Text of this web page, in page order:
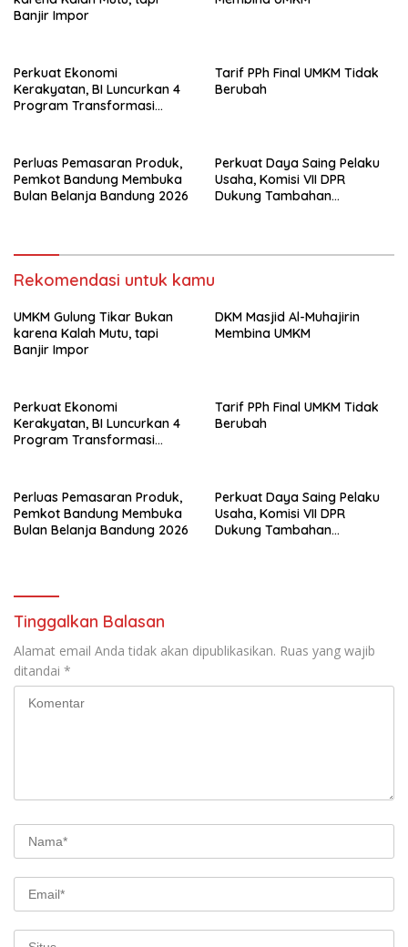
Banjir Impor
Perkuat Ekonomi
Kerakyatan, BI Luncurkan 4
Program Transformasi
Tarif PPh Final UMKM Tidak
Berubah
Perluas Pemasaran Produk,
Pemkot Bandung Membuka
Bulan Belanja Bandung 2026
Perkuat Daya Saing Pelaku
Usaha, Komisi VII DPR
Dukung Tambahan
Rekomendasi untuk kamu
UMKM Gulung Tikar Bukan
karena Kalah Mutu, tapi
Banjir Impor
DKM Masjid Al-Muhajirin
Membina UMKM
Perkuat Ekonomi
Kerakyatan, BI Luncurkan 4
Program Transformasi
Tarif PPh Final UMKM Tidak
Berubah
Perluas Pemasaran Produk,
Pemkot Bandung Membuka
Bulan Belanja Bandung 2026
Perkuat Daya Saing Pelaku
Usaha, Komisi VII DPR
Dukung Tambahan
Tinggalkan Balasan
Alamat email Anda tidak akan dipublikasikan. Ruas yang wajib
ditandai *